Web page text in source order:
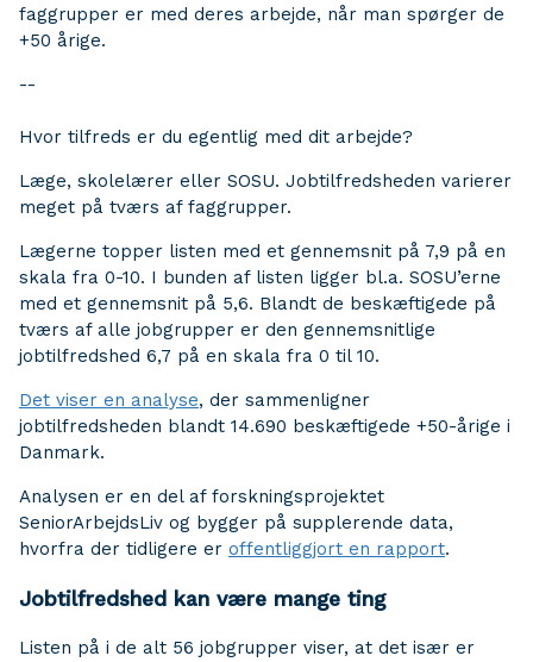
faggrupper er med deres arbejde, når man spørger de
+50 årige.
--
Hvor tilfreds er du egentlig med dit arbejde?
Læge, skolelærer eller SOSU. Jobtilfredsheden varierer
meget på tværs af faggrupper.
Lægerne topper listen med et gennemsnit på 7,9 på en
skala fra 0-10. I bunden af listen ligger bl.a. SOSU’erne
med et gennemsnit på 5,6. Blandt de beskæftigede på
tværs af alle jobgrupper er den gennemsnitlige
jobtilfredshed 6,7 på en skala fra 0 til 10.
Det viser en analyse, der sammenligner
jobtilfredsheden blandt 14.690 beskæftigede +50-årige i
Danmark.
Analysen er en del af forskningsprojektet
SeniorArbejdsLiv og bygger på supplerende data,
hvorfra der tidligere er offentliggjort en rapport.
Jobtilfredshed kan være mange ting
Listen på i de alt 56 jobgrupper viser, at det især er